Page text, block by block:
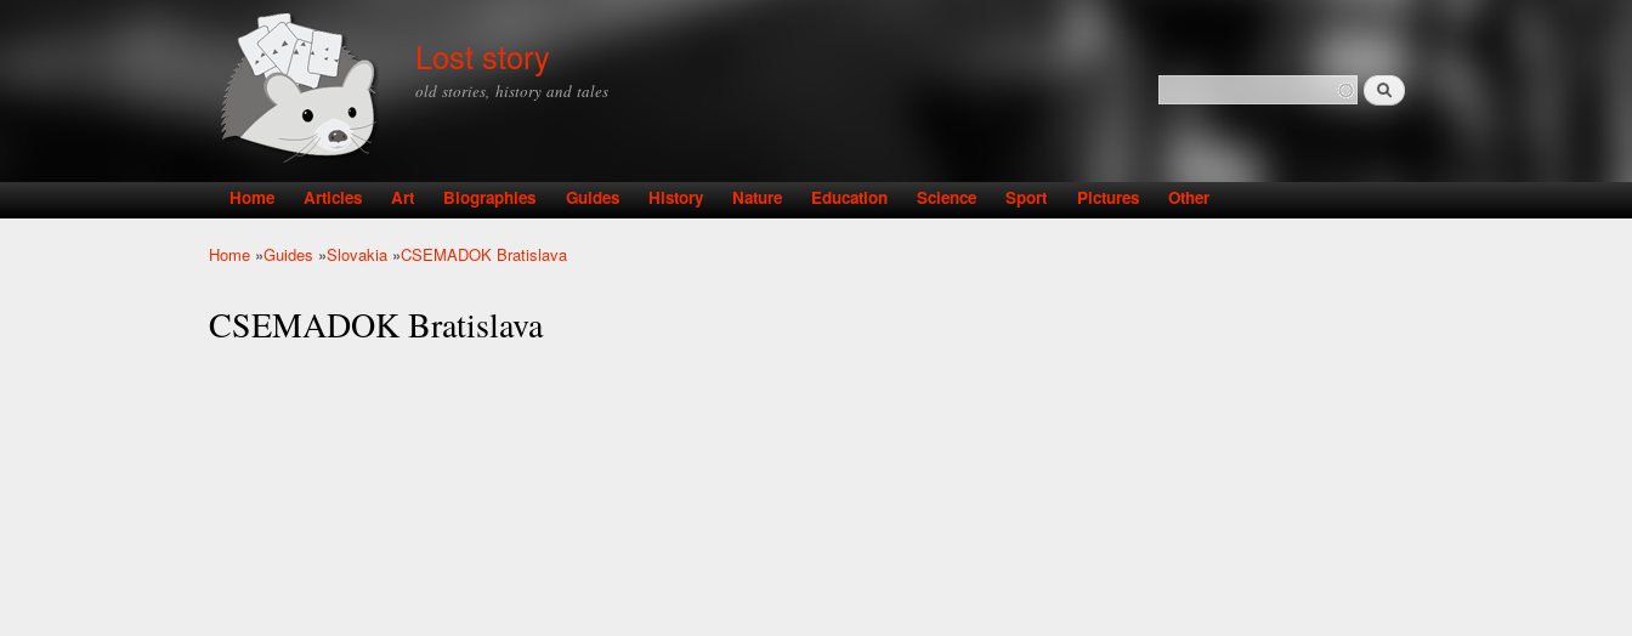
Lost story
old stories, history and tales Search form
Search
Main menu
Home Articles Art Biographies Guides History Nature Education Science Sport Pictures Other
Home »Guides »Slovakia »CSEMADOK Bratislava
CSEMADOK Bratislava